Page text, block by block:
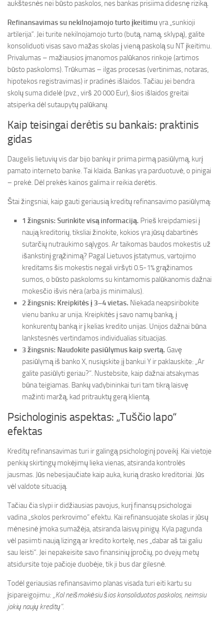
aukštesnės nei būsto paskolos, nes bankas prisiima didesnę riziką.
Refinansavimas su nekilnojamojo turto įkeitimuyra „sunkioji
artilerija“. Jei turite nekilnojamojo turto (butą, namą, sklypą), galite
konsoliduoti visas savo mažas skolas į vieną paskolą su NT įkeitimu.
Privalumas – mažiausios įmanomos palūkanos rinkoje (artimos
būsto paskoloms). Trūkumas – ilgas procesas (vertinimas, notaras,
hipotekos registravimas) ir pradinės išlaidos. Tačiau jei bendra
skolų suma didelė (pvz., virš 20 000 Eur), šios išlaidos greitai
atsiperka dėl sutaupytų palūkanų.
Kaip teisingai derėtis su bankais: praktinis
gidas
Daugelis lietuvių vis dar bijo bankų ir priima pirmą pasiūlymą, kurį
pamato interneto banke. Tai klaida. Bankas yra parduotuvė, o pinigai
– prekė. Dėl prekės kainos galima ir reikia derėtis.
Štai žingsniai, kaip gauti geriausią kreditų refinansavimo pasiūlymą:
1 žingsnis: Surinkite visą informaciją. Prieš kreipdamiesi į
naują kreditorių, tiksliai žinokite, kokios yra jūsų dabartinės
sutarčių nutraukimo sąlygos. Ar taikomas baudos mokestis už
išankstinį grąžinimą? Pagal Lietuvos įstatymus, vartojimo
kreditams šis mokestis negali viršyti 0.5-1% grąžinamos
sumos, o būsto paskoloms su kintamomis palūkanomis dažnai
mokesčio išvis nėra (arba jis minimalus).
2 žingsnis: Kreipkitės į 3–4 vietas. Niekada neapsiribokite
vienu banku ar unija. Kreipkitės į savo namų banką, į
konkurentų banką ir į kelias kredito unijas. Unijos dažnai būna
lankstesnės vertindamos individualias situacijas.
3 žingsnis: Naudokite pasiūlymus kaip svertą. Gavę
pasiūlymą iš banko X, nusiųskite jį bankui Y ir paklauskite: „Ar
galite pasiūlyti geriau?“. Nustebsite, kaip dažnai atsakymas
būna teigiamas. Bankų vadybininkai turi tam tikrą laisvę
mažinti maržą, kad pritrauktų gerą klientą.
Psichologinis aspektas: „Tuščio lapo“
efektas
Kreditų refinansavimas turi ir galingą psichologinį poveikį. Kai vietoje
penkių skirtingų mokėjimų lieka vienas, atsiranda kontrolės
jausmas. Jūs nebesijaučiate kaip auka, kurią drasko kreditoriai. Jūs
vėl valdote situaciją.
Tačiau čia slypi ir didžiausias pavojus, kurį finansų psichologai
vadina „skolos perkrovimo“ efektu. Kai refinansuojate skolas ir jūsų
mėnesinė įmoka sumažėja, atsiranda laisvų pinigų. Kyla pagunda
vėl pasiimti naują lizingą ar kredito kortelę, nes „dabar aš tai galiu
sau leisti“. Jei nepakeisite savo finansinių įpročių, po dvejų metų
atsidursite toje pačioje duobėje, tik ji bus dar gilesnė.
Todėl geriausias refinansavimo planas visada turi eiti kartu su
įsipareigojimu: „Kol neišmokėsiu šios konsoliduotos paskolos, neimsiu
jokių naujų kreditų“.